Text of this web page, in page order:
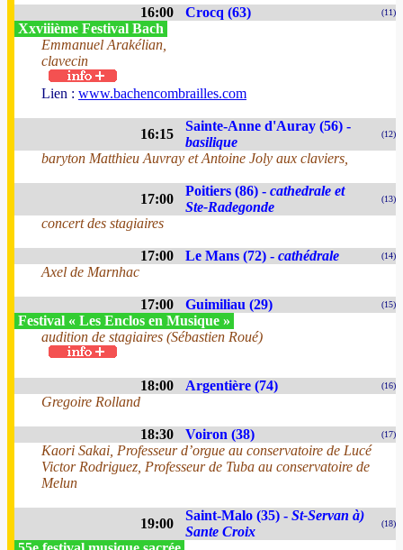
16:00 Crocq (63) (11)
Xxviiième Festival Bach
Emmanuel Arakélian,
clavecin
Lien : www.bachencombrailles.com
16:15
Sainte-Anne d'Auray (56) -
basilique
(12)
baryton Matthieu Auvray et Antoine Joly aux claviers,
17:00
Poitiers (86) - cathedrale et
Ste-Radegonde
(13)
concert des stagiaires
17:00 Le Mans (72) - cathédrale (14)
Axel de Marnhac
17:00 Guimiliau (29) (15)
Festival « Les Enclos en Musique »
audition de stagiaires (Sébastien Roué)
18:00 Argentière (74) (16)
Gregoire Rolland
18:30 Voiron (38) (17)
Kaori Sakai, Professeur d’orgue au conservatoire de Lucé
Victor Rodriguez, Professeur de Tuba au conservatoire de
Melun
19:00
Saint-Malo (35) - St-Servan à)
Sante Croix
(18)